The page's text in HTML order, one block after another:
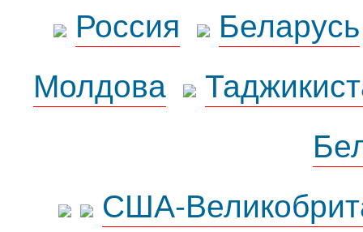
Россия
Беларусь
Молдова
США-